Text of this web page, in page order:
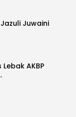
Juwaini
AKBP